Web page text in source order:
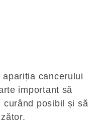
cancerului
important să
curând posibil și să